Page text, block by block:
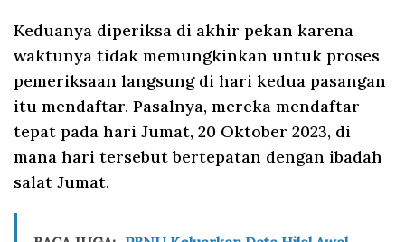
Keduanya diperiksa di akhir pekan karena
waktunya tidak memungkinkan untuk proses
pemeriksaan langsung di hari kedua pasangan
itu mendaftar. Pasalnya, mereka mendaftar
tepat pada hari Jumat, 20 Oktober 2023, di
mana hari tersebut bertepatan dengan ibadah
salat Jumat.